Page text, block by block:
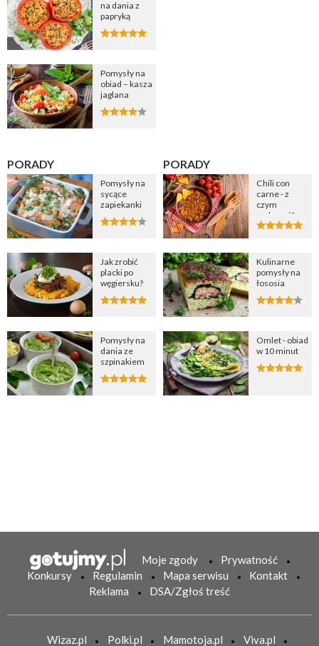
na dania z
papryką
Pomysły na
obiad – kasza
jaglana
PORADY
Pomysły na
sycące
zapiekanki
Jak zrobić
placki po
węgiersku?
Pomysły na
dania ze
szpinakiem
PORADY
Chili con
carne - z
czym
podawać?
Kulinarne
pomysły na
łososia
Omlet - obiad
w 10 minut
Moje zgody
Prywatność
Konkursy
Regulamin Mapa serwisu
Kontakt
Reklama
DSA/Zgłoś treść
Wizaz.pl Polki.pl Mamotoja.pl Viva.pl